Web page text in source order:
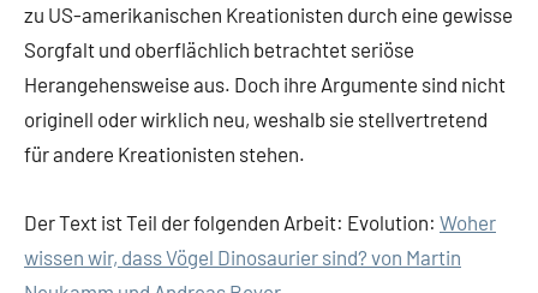
zu US-amerikanischen Kreationisten durch eine gewisse
Sorgfalt und oberflächlich betrachtet seriöse
Herangehensweise aus. Doch ihre Argumente sind nicht
originell oder wirklich neu, weshalb sie stellvertretend
für andere Kreationisten stehen.
Der Text ist Teil der folgenden Arbeit: Evolution: Woher
wissen wir, dass Vögel Dinosaurier sind? von Martin